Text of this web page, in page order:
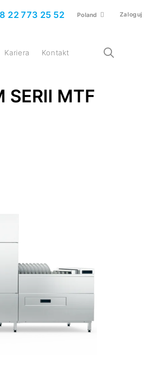
22 773 25 52 Poland Zaloguj
Kariera Kontakt
SERII MTF